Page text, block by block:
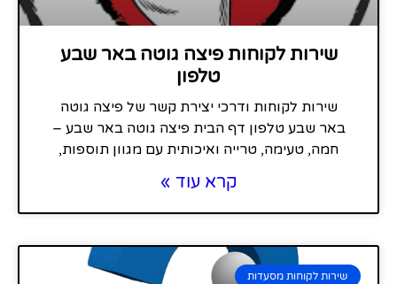
שירות לקוחות פיצה גוטה באר שבע
טלפון
שירות לקוחות ודרכי יצירת קשר של פיצה גוטה
באר שבע טלפון דף הבית פיצה גוטה באר שבע –
חמה, טעימה, טרייה ואיכותית עם מגוון תוספות,
קרא עוד »
שירות לקוחות מסעדות